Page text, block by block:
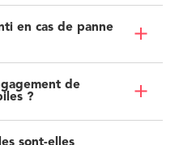
en cas de panne
de
?